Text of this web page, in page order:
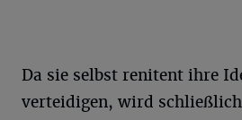
Da sie selbst renitent ihre
verteidigen, wird